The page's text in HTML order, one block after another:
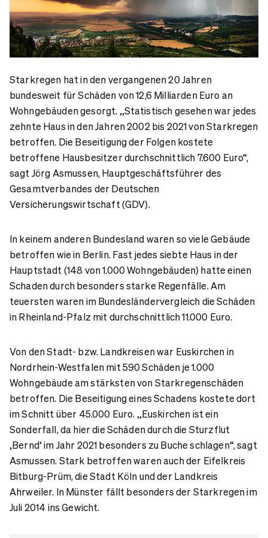
Starkregen hat in den vergangenen 20 Jahren
bundesweit für Schäden von 12,6 Milliarden Euro an
Wohngebäuden gesorgt. „Statistisch gesehen war jedes
zehnte Haus in den Jahren 2002 bis 2021 von Starkregen
betroffen. Die Beseitigung der Folgen kostete
betroffene Hausbesitzer durchschnittlich 7.600 Euro“,
sagt Jörg Asmussen, Hauptgeschäftsführer des
Gesamtverbandes der Deutschen
Versicherungswirtschaft (GDV).
In keinem anderen Bundesland waren so viele Gebäude
betroffen wie in Berlin. Fast jedes siebte Haus in der
Hauptstadt (148 von 1.000 Wohngebäuden) hatte einen
Schaden durch besonders starke Regenfälle. Am
teuersten waren im Bundesländervergleich die Schäden
in Rheinland-Pfalz mit durchschnittlich 11.000 Euro.
Von den Stadt- bzw. Landkreisen war Euskirchen in
Nordrhein-Westfalen mit 590 Schäden je 1.000
Wohngebäude am stärksten von Starkregenschäden
betroffen. Die Beseitigung eines Schadens kostete dort
im Schnitt über 45.000 Euro. „Euskirchen ist ein
Sonderfall, da hier die Schäden durch die Sturzflut
‚Bernd‘ im Jahr 2021 besonders zu Buche schlagen“, sagt
Asmussen. Stark betroffen waren auch der Eifelkreis
Bitburg-Prüm, die Stadt Köln und der Landkreis
Ahrweiler. In Münster fällt besonders der Starkregen im
Juli 2014 ins Gewicht.